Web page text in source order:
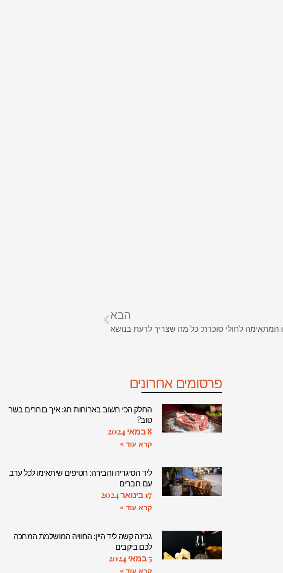
הבא
המתאימה לחולי סוכרת: כל מה שצריך לדעת בנושא
פרסומים אחרונים
החלק הכי חשוב בארוחות חג: איך בוחרים בשר
טוב?
8 במאי 2024
קרא עוד »
ליד הסיגריה והבירה: חטיפים שיתאימו לכל ערב
עם חברים
17 בינואר 2024
קרא עוד »
גבינה קשה ליד היין: החוויה המושלמת המחכה
לכם ביקבים
5 במאי 2024
קרא עוד »